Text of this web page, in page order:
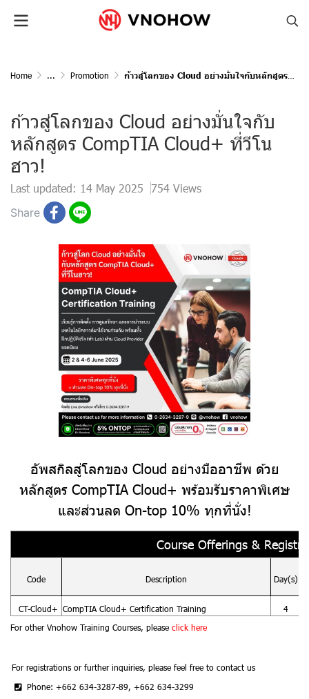
Home ... Promotion ก้าวสู่โลกของ Cloud อย่างมั่นใจกับหลักสูตร CompTIA Cloud+ ที่วีโนฮาว!
ก้าวสู่โลกของ Cloud อย่างมั่นใจกับ
หลักสูตร CompTIA Cloud+ ที่วีโน
ฮาว!
Last updated: 14 May 2025 754 Views
Share
อัพสกิลสู่โลกของ Cloud อย่างมืออาชีพ ด้วย
หลักสูตร CompTIA Cloud+ พร้อมรับราคาพิเศษ
และส่วนลด On-top 10% ทุกที่นั่ง!
Course Offerings &
Code Description Day(s)
CT-Cloud+ CompTIA Cloud+ Certification Training 4
For other Vnohow Training Courses, please click here
For registrations or further inquiries, please feel free to contact us
Phone: +662 634-3287-89, +662 634-3299